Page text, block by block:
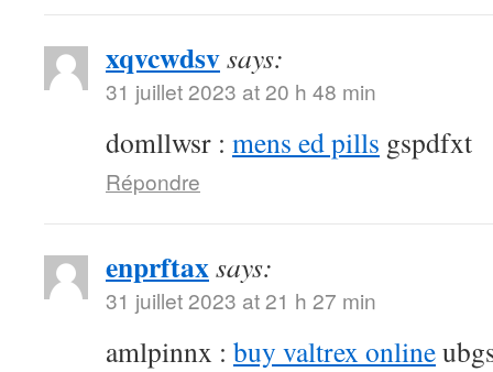
xqvcwdsvsays:
31 juillet 2023 at 20 h 48 min
domllwsr : mens ed pills gspdfxt
Répondre
enprftaxsays:
31 juillet 2023 at 21 h 27 min
amlpinnx : buy valtrex online